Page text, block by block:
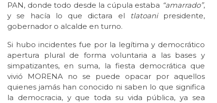
PAN, donde todo desde la cúpula estaba “amarrado”,
y se hacía lo que dictara el
tlatoani presidente,
gobernador o alcalde en turno.
Si hubo incidentes fue por la legítima y democrático
apertura plural de forma voluntaria a las bases y
simpatizantes, en suma, la fiesta democrática que
vivió MORENA no se puede opacar por aquellos
quienes jamás han conocido ni saben lo que significa
la democracia, y que toda su vida pública, ya sea